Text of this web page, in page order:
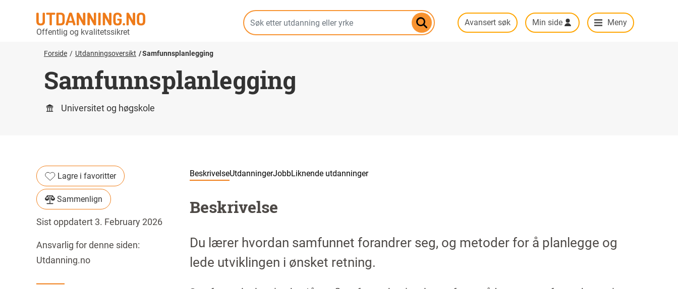
hovedinnhold
Offentlig og kvalitetssikret
Avansert søk Min side Meny
Forside Utdanningsoversikt Samfunnsplanlegging
Samfunnsplanlegging
Universitet og høgskole
BeskrivelseUtdanningerJobbLiknende utdanninger
Beskrivelse
Du lærer hvordan samfunnet forandrer seg, og metoder for å planlegge og
lede utviklingen i ønsket retning.
Lagre i favoritter
Sammenlign
Sist oppdatert 3. February 2026
Ansvarlig for denne siden:
Utdanning.no